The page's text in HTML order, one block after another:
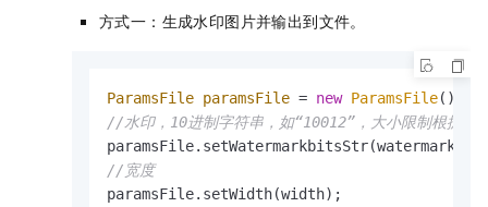
方式一：生成水印图片并输出到文件。
ParamsFile paramsFile = new ParamsFile
//水印，10进制字符串，如“10012”，大小限制根据配
//宽度